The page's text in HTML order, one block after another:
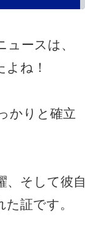
ュースは、
ね！
かりと確立
、そして彼自
証です。